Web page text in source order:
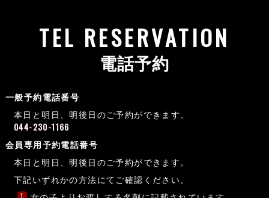
TEL RESERVATION
電話予約
一般予約電話番号
本日と明日、明後日のご予約ができます。
044-230-1166
会員専用予約電話番号
本日と明日、明後日のご予約ができます。
下記いずれかの方法にてご確認ください。